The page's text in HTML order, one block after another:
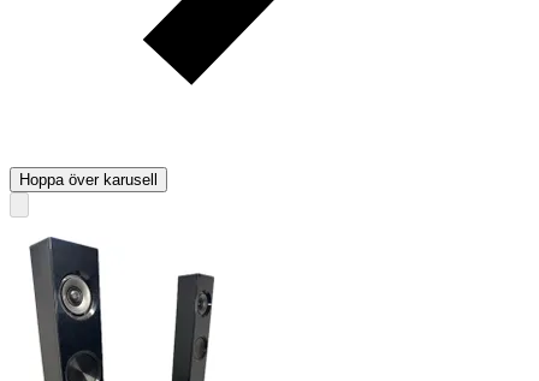
Hoppa över karusell